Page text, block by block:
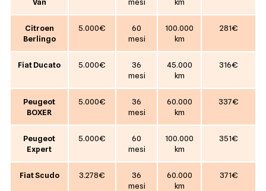
Citroen
Berlingo
5.000€
60
mesi
100.000
km
281€
Fiat Ducato 5.000€
36
mesi
45.000
km
316€
Peugeot
BOXER
5.000€
36
mesi
60.000
km
337€
Peugeot
Expert
5.000€
60
mesi
100.000
km
351€
Fiat Scudo 3.278€
36
mesi
60.000
km
371€